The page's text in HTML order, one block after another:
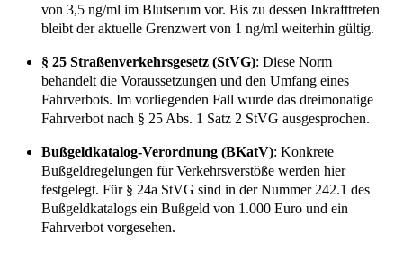
von 3,5 ng/ml im Blutserum vor. Bis zu dessen Inkrafttreten
bleibt der aktuelle Grenzwert von 1 ng/ml weiterhin gültig.
§ 25 Straßenverkehrsgesetz (StVG): Diese Norm
behandelt die Voraussetzungen und den Umfang eines
Fahrverbots. Im vorliegenden Fall wurde das dreimonatige
Fahrverbot nach § 25 Abs. 1 Satz 2 StVG ausgesprochen.
Bußgeldkatalog-Verordnung (BKatV): Konkrete
Bußgeldregelungen für Verkehrsverstöße werden hier
festgelegt. Für § 24a StVG sind in der Nummer 242.1 des
Bußgeldkatalogs ein Bußgeld von 1.000 Euro und ein
Fahrverbot vorgesehen.